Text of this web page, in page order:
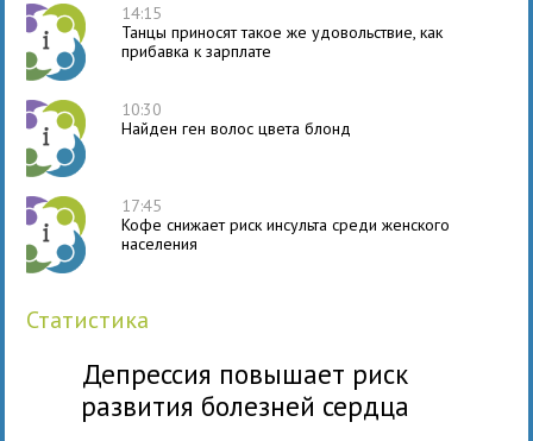
14:15
Танцы приносят такое же удовольствие, как
прибавка к зарплате
10:30
Найден ген волос цвета блонд
17:45
Кофе снижает риск инсульта среди женского
населения
статистика
Депрессия повышает риск
развития болезней сердца